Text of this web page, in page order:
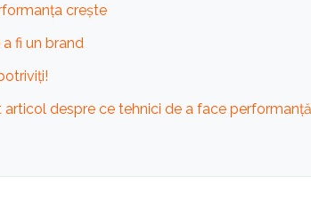
crește
fi un brand
despre ce tehnici de a face